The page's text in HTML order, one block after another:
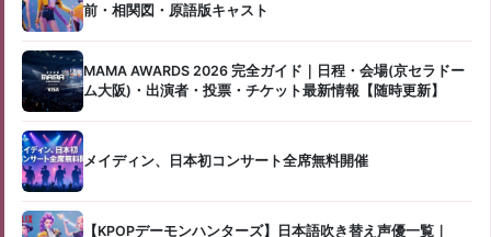
前・相関図・原語版キャスト
MAMA AWARDS 2026 完全ガイド｜日程・会場(京セラドー
ム大阪)・出演者・投票・チケット最新情報【随時更新】
メイディン、日本初コンサート全席無料開催
【KPOPデーモンハンターズ】日本語吹き替え声優一覧｜